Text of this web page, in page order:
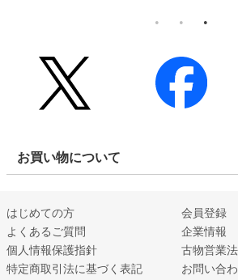
お買い物について
はじめての方
会員登録
よくあるご質問
企業情報
個人情報保護指針
古物営業
特定商取引法に基づく表記
お問い合